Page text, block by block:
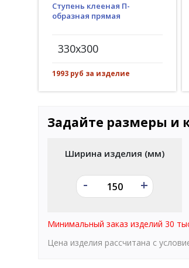
Ступень клееная П-
образная прямая
330x300
1993 руб за изделие
Задайте размеры и
Ширина изделия (мм)
- +
Минимальный заказ изделий 30
Цена изделия рассчитана с